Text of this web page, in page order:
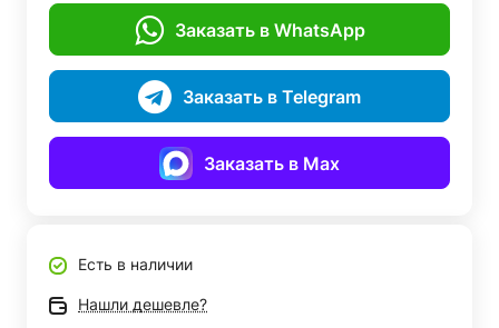
Заказать в WhatsApp
Заказать в Telegram
Заказать в Max
Есть в наличии
Нашли дешевле?